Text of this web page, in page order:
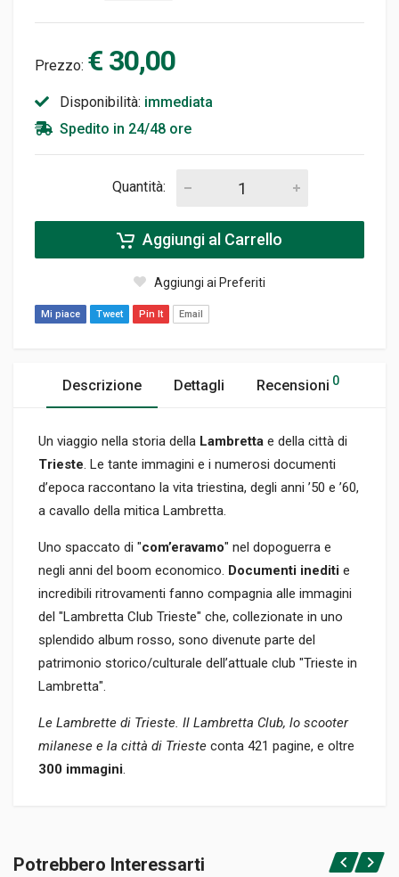
Prezzo: € 30,00
Disponibilità: immediata
Spedito in 24/48 ore
Quantità:
Aggiungi al Carrello
Aggiungi ai Preferiti
Mi piace Tweet Pin It Email
Descrizione Dettagli Recensioni 0
Un viaggio nella storia della Lambretta e della città di
Trieste. Le tante immagini e i numerosi documenti
d’epoca raccontano la vita triestina, degli anni ’50 e ’60,
a cavallo della mitica Lambretta.
Uno spaccato di "com’eravamo" nel dopoguerra e
negli anni del boom economico. Documenti inediti e
incredibili ritrovamenti fanno compagnia alle immagini
del "Lambretta Club Trieste" che, collezionate in uno
splendido album rosso, sono divenute parte del
patrimonio storico/culturale dell’attuale club "Trieste in
Lambretta".
Le Lambrette di Trieste. Il Lambretta Club, lo scooter
milanese e la città di Trieste conta 421 pagine, e oltre
300 immagini.
Brossura
Accedi o registrati
Potrebbero Interessarti